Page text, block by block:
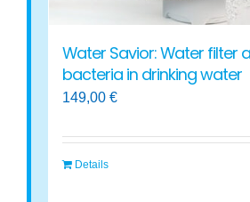
Water Savior: Water filter
bacteria in drinking water
149,00€
Details